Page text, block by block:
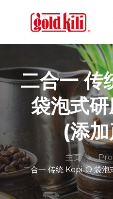
二合一
袋泡式
(添
主页
二合一 传统 Kopi-O 袋泡